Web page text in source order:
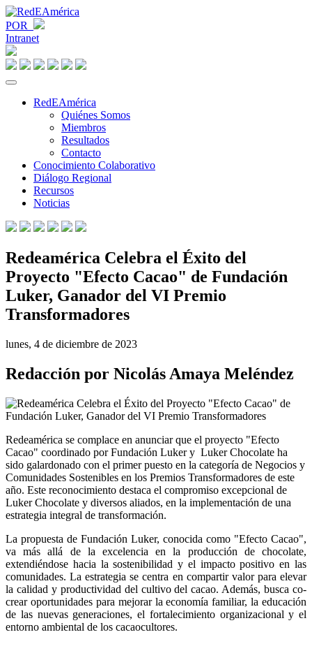
POR
Intranet
RedEAmérica
Quiénes Somos
Miembros
Resultados
Contacto
Conocimiento Colaborativo
Diálogo Regional
Recursos
Noticias
Redeamérica Celebra el Éxito del
Proyecto "Efecto Cacao" de Fundación
Luker, Ganador del VI Premio
Transformadores
lunes, 4 de diciembre de 2023
Redacción por Nicolás Amaya Meléndez
Redeamérica se complace en anunciar que el proyecto "Efecto
Cacao" coordinado por Fundación Luker y  Luker Chocolate ha
sido galardonado con el primer puesto en la categoría de Negocios y
Comunidades Sostenibles en los Premios Transformadores de este
año. Este reconocimiento destaca el compromiso excepcional de
Luker Chocolate y diversos aliados, en la implementación de una
estrategia integral de transformación.
La propuesta de Fundación Luker, conocida como "Efecto Cacao",
va más allá de la excelencia en la producción de chocolate,
extendiéndose hacia la sostenibilidad y el impacto positivo en las
comunidades. La estrategia se centra en compartir valor para elevar
la calidad y productividad del cultivo del cacao. Además, busca co-
crear oportunidades para mejorar la economía familiar, la educación
de las nuevas generaciones, el fortalecimiento organizacional y el
entorno ambiental de los cacaocultores.